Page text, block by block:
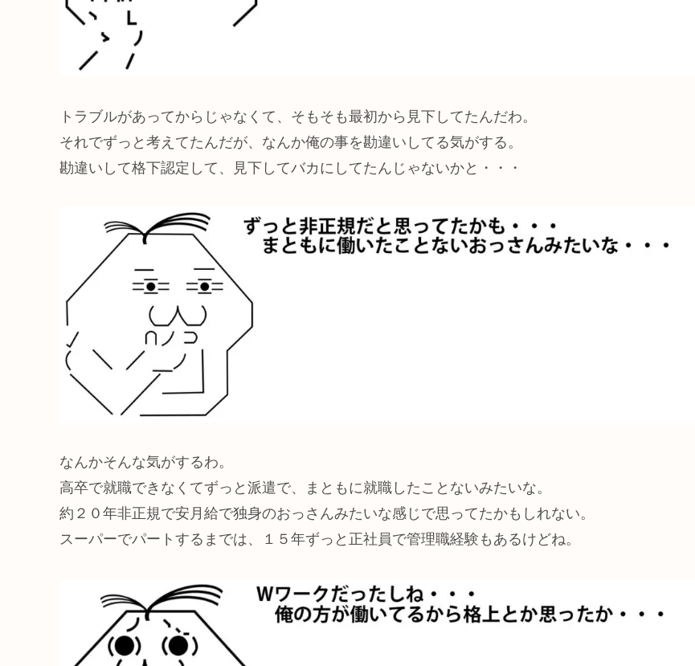
トラブルがあってからじゃなくて、そもそも最初から見下してたんだわ。
それでずっと考えてたんだが、なんか俺の事を勘違いしてる気がする。
勘違いして格下認定して、見下してバカにしてたんじゃないかと・・・
なんかそんな気がするわ。
高卒で就職できなくてずっと派遣で、まともに就職したことないみたいな。
約２０年非正規で安月給で独身のおっさんみたいな感じで思ってたかもしれない。
スーパーでパートするまでは、１５年ずっと正社員で管理職経験もあるけどね。